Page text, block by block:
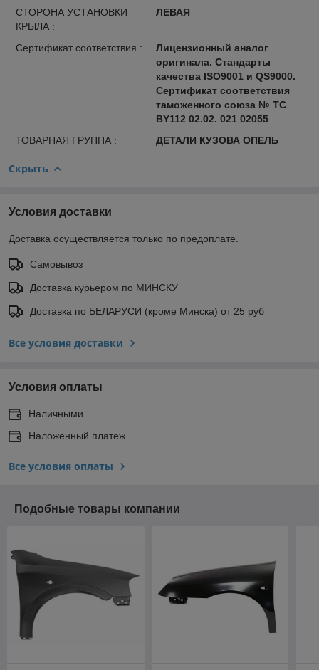
СТОРОНА УСТАНОВКИ
КРЫЛА :
ЛЕВАЯ
Сертификат соответствия :
Лицензионный аналог
оригинала. Стандарты
качества ISO9001 и QS9000.
Сертификат соответствия
таможенного союза № ТС
BY112 02.02. 021 02055
ТОВАРНАЯ ГРУППА :
ДЕТАЛИ КУЗОВА ОПЕЛЬ
Скрыть
Условия доставки
Доставка осуществляется только по предоплате.
Самовывоз
Доставка курьером по МИНСКУ
Доставка по БЕЛАРУСИ (кроме Минска) от 25 руб
Все условия доставки
Условия оплаты
Наличными
Наложенный платеж
Все условия оплаты
Подобные товары компании